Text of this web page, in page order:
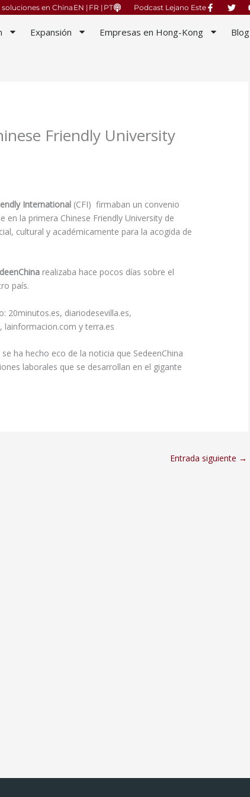
en China EN | FR | PT Podcast Lejano Este
Expansión Empresas en Hong-Kong Blog
Friendly University
International (CFI) firmaban un convenio
en la primera Chinese Friendly University de
cultural y académicamente para la acogida de
realizaba hace pocos días sobre el
país.
20minutos.es, diariodesevilla.es,
lainformacion.com y terra.es
ha hecho eco de la noticia que SedeenChina
laborales que se desarrollan en el gigante
Entrada siguiente →